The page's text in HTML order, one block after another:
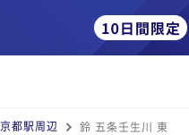
京都駅周辺 鈴 五条壬生川 東